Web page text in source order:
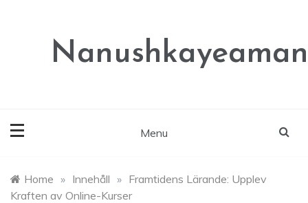
Menu
Home » Innehåll » Framtidens Lärande: Upplev
Kraften av Online-Kurser